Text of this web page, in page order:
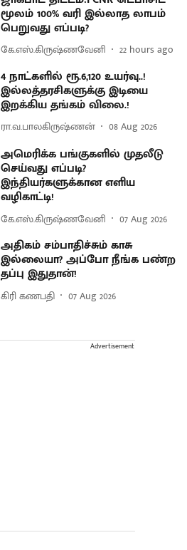
மூலம் 100% வரி இல்லாத லாபம்
பெறுவது எப்படி?
கே.எஸ்.கிருஷ்ணவேனி 22 hours ago
4 நாட்களில் ரூ.6,120 உயர்வு..!
இல்லத்தரசிகளுக்கு இடியை
இறக்கிய தங்கம் விலை.!
ரா.வ.பாலகிருஷ்ணன் 08 Aug 2026
அமெரிக்க பங்குகளில் முதலீடு
செய்வது எப்படி?
இந்தியர்களுக்கான எளிய
வழிகாட்டி!
கே.எஸ்.கிருஷ்ணவேனி 07 Aug 2026
அதிகம் சம்பாதிச்சும் காசு
இல்லையா? அப்போ நீங்க பண்ற
தப்பு இதுதான்!
கிரி கணபதி 07 Aug 2026
Advertisement